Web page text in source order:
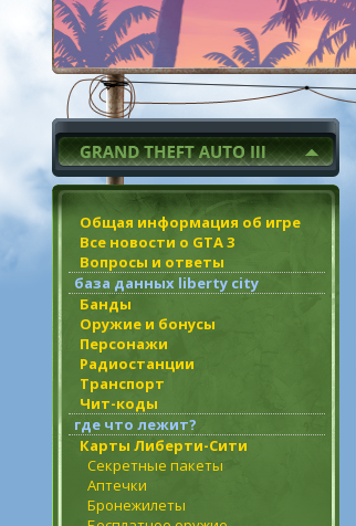
Общая информация об игре
Все новости о GTA 3
Вопросы и ответы
база данных liberty city
Банды
Оружие и бонусы
Персонажи
Радиостанции
Транспорт
Чит-коды
где что лежит?
Карты Либерти-Сити
Секретные пакеты
Аптечки
Бронежилеты